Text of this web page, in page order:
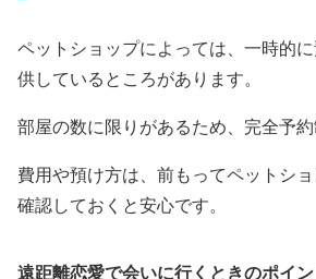
ペットショップによっては、一時的
供しているところがあります。
部屋の数に限りがあるため、完全予約
費用や預け方は、前もってペットシ
確認しておくと安心です。
遠距離恋愛で会いに行くときのポイン